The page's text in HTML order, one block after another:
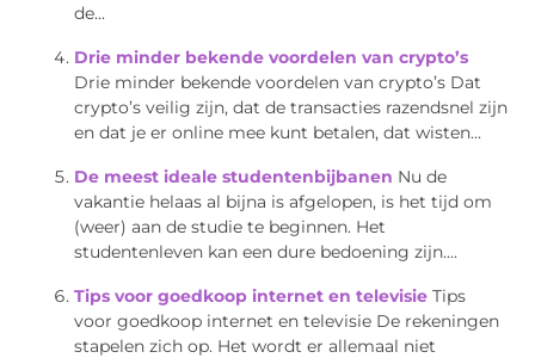
de...
Drie minder bekende voordelen van crypto’s
Drie minder bekende voordelen van crypto’s Dat
crypto’s veilig zijn, dat de transacties razendsnel zijn
en dat je er online mee kunt betalen, dat wisten...
De meest ideale studentenbijbanen Nu de
vakantie helaas al bijna is afgelopen, is het tijd om
(weer) aan de studie te beginnen. Het
studentenleven kan een dure bedoening zijn....
Tips voor goedkoop internet en televisie Tips
voor goedkoop internet en televisie De rekeningen
stapelen zich op. Het wordt er allemaal niet